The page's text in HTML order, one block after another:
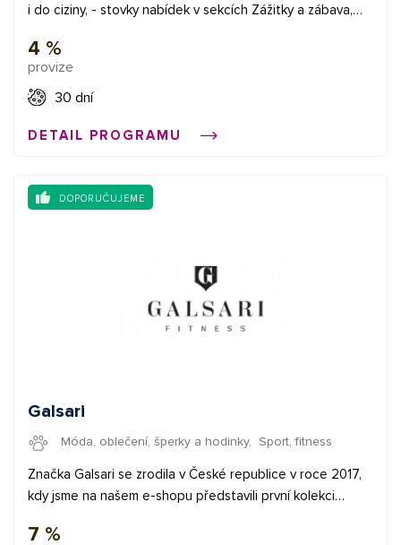
i do ciziny, - stovky nabídek v sekcích Zážitky a zábava,
potravin a delikates, přes oblečení a vychytávky do
domácnosti až po fotoprodukty - skvělé místo pro
pořízení dárku pro kohokoliv
4 %
provize
30 dní
DETAIL PROGRAMU
DOPORUČUJEME
Galsari
Móda, oblečení, šperky a hodinky, Sport, fitness
Značka Galsari se zrodila v České republice v roce 2017,
kdy jsme na našem e-shopu představili první kolekci
Zpětná vazba našich zákazníků se v ten okamžik stala
7 %